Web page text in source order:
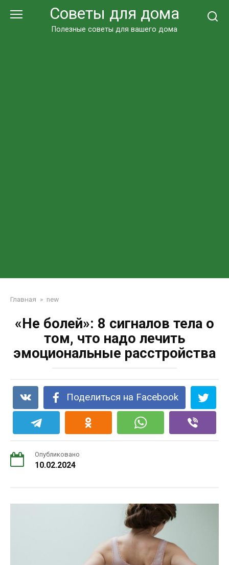
Советы для дома
Полезные советы для вашего дома
Главная » new
«Не болей»: 8 сигналов тела о
том, что надо лечить
эмоциональные расстройства
Поделиться на Facebook
Опубликовано
10.02.2024